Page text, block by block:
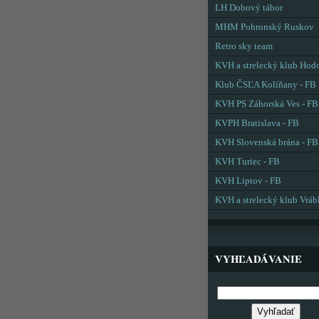
LH Dobový tábor
MHM Pohronský Ruskov
Retro sky team
KVH a strelecký klub
Klub ČSĽA Kolíňany - FB
KVH PS Záhorská Ves - FB
KVPH Bratislava - FB
KVH Slovenská brána - FB
KVH Turiec - FB
KVH Liptov - FB
KVH a strelecký klub
VYHĽADÁVANIE